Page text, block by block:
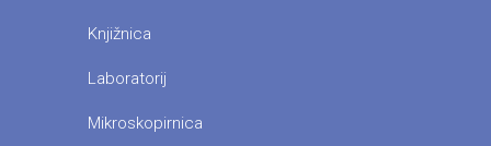
Knjižnica
Laboratorij
Mikroskopirnica